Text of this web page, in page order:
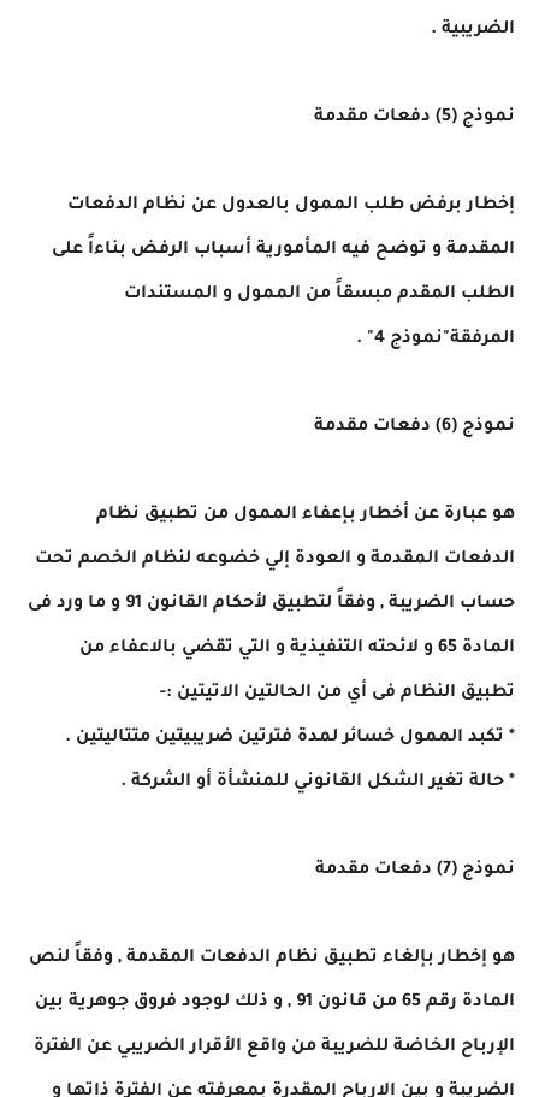
الضريبية .
نموذج (5) دفعات مقدمة
إخطار برفض طلب الممول بالعدول عن نظام الدفعات
المقدمة و توضح فيه المأمورية أسباب الرفض بناءاً على
الطلب المقدم مبسقاً من الممول و المستندات
المرفقة"نموذج 4" .
نموذج (6) دفعات مقدمة
هو عبارة عن أخطار بإعفاء الممول من تطبيق نظام
الدفعات المقدمة و العودة إلي خضوعه لنظام الخصم تحت
حساب الضريبة , وفقاً لتطبيق لأحكام القانون 91 و ما ورد فى
المادة 65 و لائحته التنفيذية و التي تقضي بالاعفاء من
تطبيق النظام فى أي من الحالتين الاتيتين :-
* تكبد الممول خسائر لمدة فترتين ضريبيتين متتاليتين .
* حالة تغير الشكل القانوني للمنشأة أو الشركة .
نموذج (7) دفعات مقدمة
هو إخطار بإلغاء تطبيق نظام الدفعات المقدمة , وفقاً لنص
المادة رقم 65 من قانون 91 , و ذلك لوجود فروق جوهرية بين
الإرباح الخاضة للضريبة من واقع الأقرار الضريبي عن الفترة
الضريبة و بين الارباح المقدرة بمعرفته عن الفترة ذاتها و